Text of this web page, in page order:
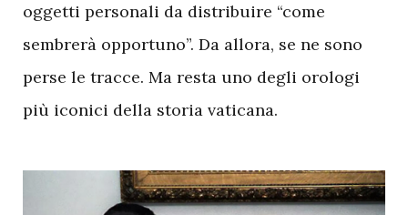
oggetti personali da distribuire “come
sembrerà opportuno”. Da allora, se ne sono
perse le tracce. Ma resta uno degli orologi
più iconici della storia vaticana.